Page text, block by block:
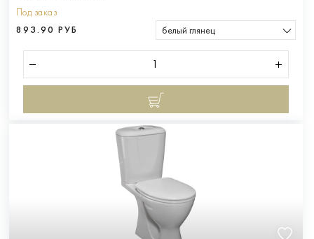
Под заказ
893.90 РУБ
белый глянец